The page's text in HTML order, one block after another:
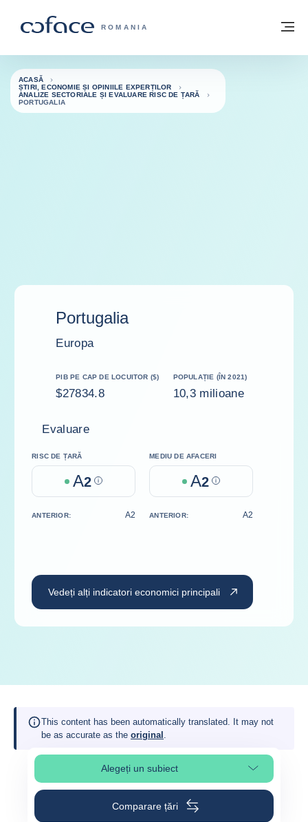
COFACE FOR TRADE - WEBSITE GRUP
ROMANIA
Înapoi la pagina de start
ACASĂ
ȘTIRI, ECONOMIE ȘI OPINIILE EXPERȚILOR
ANALIZE SECTORIALE ȘI EVALUARE RISC DE ȚARĂ
PORTUGALIA
Portugalia
Europa
PIB PE CAP DE LOCUITOR ($)
$27834.8
POPULAȚIE (ÎN 2021)
10,3 milioane
Evaluare
RISC DE ȚARĂ
A2 Help
MEDIU DE AFACERI
A2 Help
ANTERIOR: A2 ANTERIOR: A2
Vedeți alți indicatori economici principali
This content has been automatically translated. It may not
be as accurate as the original .
Alegeți un subiectSelect page section
Comparare țări